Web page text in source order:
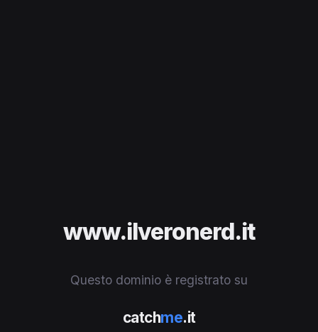
www.ilveronerd.it
Questo dominio è registrato su
catchme.it